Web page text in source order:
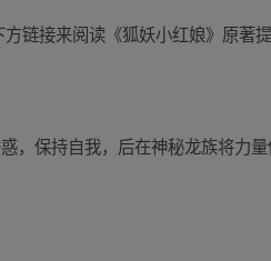
链接来阅读《狐妖小红娘》原著提
，保持自我，后在神秘龙族将力